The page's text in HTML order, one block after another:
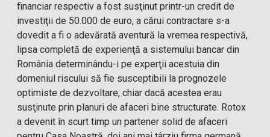
financiar respectiv a fost susţinut printr-un credit de
investiţii de 50.000 de euro, a cărui contractare s-a
dovedit a fi o adevărată aventură la vremea respectivă,
lipsa completă de experienţă a sistemului bancar din
România determinându-i pe experţii acestuia din
domeniul riscului să fie susceptibili la prognozele
optimiste de dezvoltare, chiar dacă acestea erau
susţinute prin planuri de afaceri bine structurate. Rotox
a devenit în scurt timp un partener solid de afaceri